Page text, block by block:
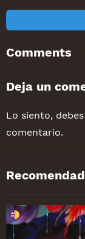
Comments
Deja un
Lo siento,
comentario.